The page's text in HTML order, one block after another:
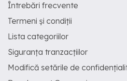
Întrebări frecvente
Termeni și condiții
Lista categoriilor
Siguranța tranzacțiilor
Modifică setările de